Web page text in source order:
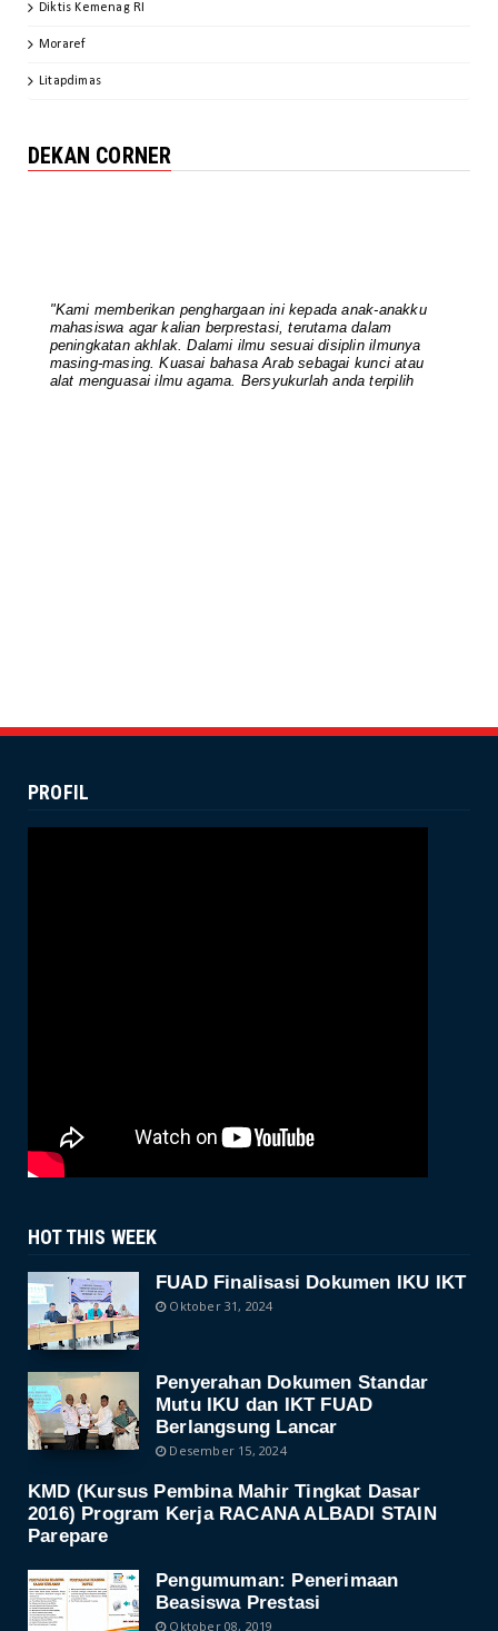
Kaprodi SPI IAIN Parepare Jadi
UNCATEGORIZED
Rapat Akademik FUAD: Dekan
Tekankan Peningkatan Mutu
Akademi...
Dekan Fuad Pimpin Rapat Penyusunan
Diktis Kemenag RI
Moraref
Litapdimas
DEKAN CORNER
"Kami memberikan penghargaan ini kepada anak-anakku
mahasiswa agar kalian berprestasi, terutama dalam
peningkatan akhlak. Dalami ilmu sesuai disiplin ilmunya
masing-masing. Kuasai bahasa Arab sebagai kunci atau
alat menguasai ilmu agama. Bersyukurlah anda terpilih
sebagai mahasiswa berprestasi, pertahankan prestasinya,
PROFIL
HOT THIS WEEK
FUAD Finalisasi Dokumen IKU IKT
Oktober 31, 2024
Penyerahan Dokumen Standar
Mutu IKU dan IKT FUAD
Berlangsung Lancar
Desember 15, 2024
KMD (Kursus Pembina Mahir Tingkat Dasar
2016) Program Kerja RACANA ALBADI STAIN
Parepare
Pengumuman: Penerimaan
Beasiswa Prestasi
Oktober 08, 2019